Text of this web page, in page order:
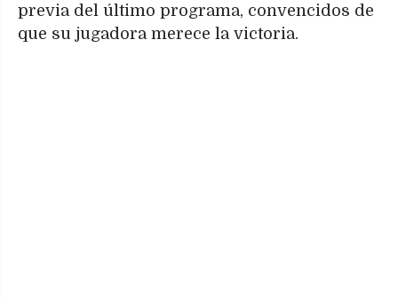
previa del último programa, convencidos de
que su jugadora merece la victoria.